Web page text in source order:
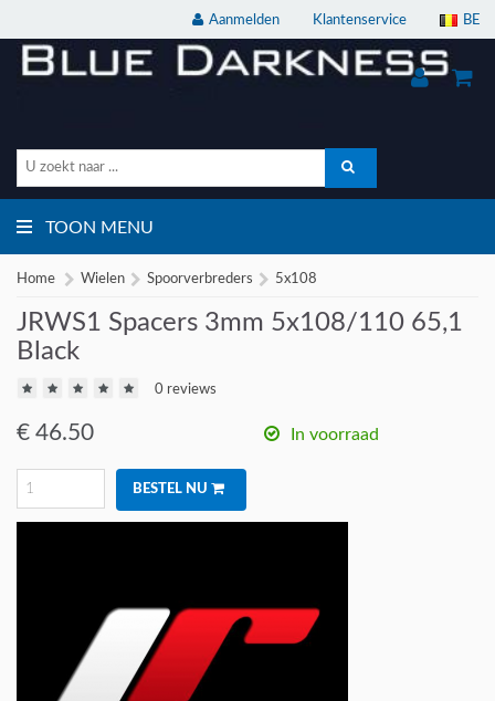
BE
Klantenservice
Aanmelden
TOON MENU
Home Wielen Spoorverbreders 5x108
JRWS1 Spacers 3mm 5x108/110 65,1
Black
0 reviews
€ 46.50 In voorraad
BESTEL NU